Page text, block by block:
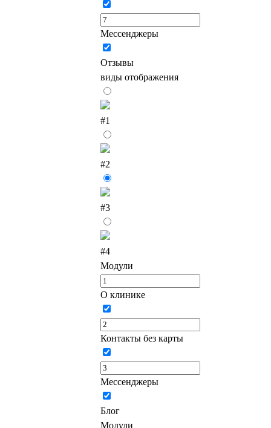
Мессенджеры
Отзывы
виды отображения
#1
#2
#3
#4
Модули
О клинике
Контакты без карты
Мессенджеры
Блог
Модули